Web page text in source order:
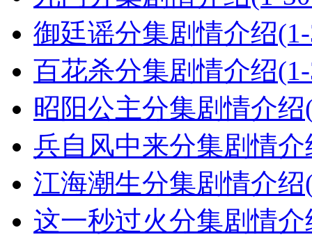
御廷谣分集剧情介绍
百花杀分集剧情介绍
昭阳公主分集剧情介
兵自风中来分集剧情
江海潮生分集剧情介
这一秒过火分集剧情